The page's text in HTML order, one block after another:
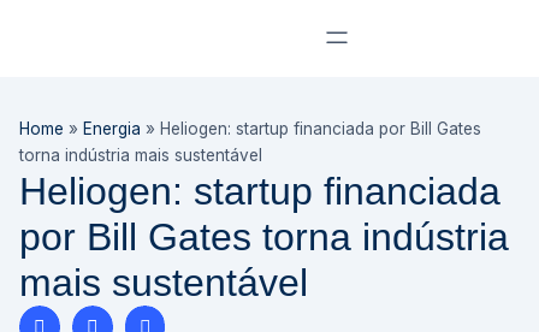
Home » Energia » Heliogen: startup financiada por Bill Gates
torna indústria mais sustentável
Heliogen: startup financiada
por Bill Gates torna indústria
mais sustentável